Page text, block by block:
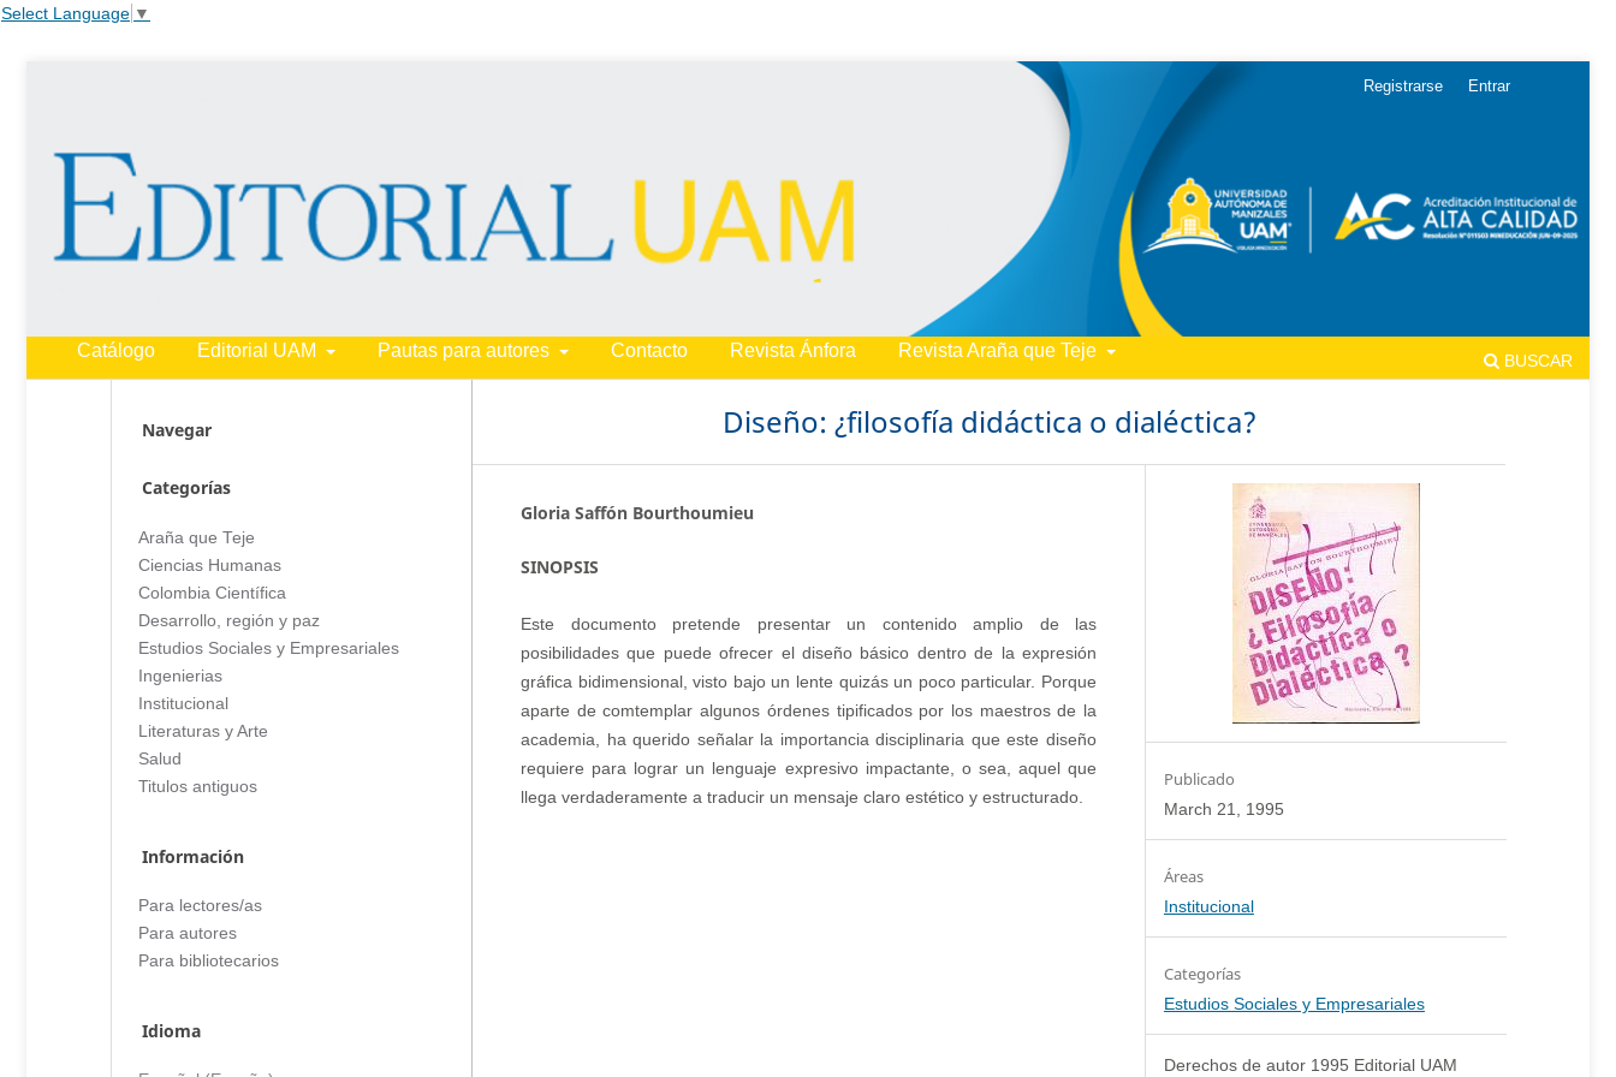
Select Language ▼
Catálogo Editorial UAM Pautas para autores Contacto Revista Ánfora Revista Araña que Teje BUSCAR
Registrarse Entrar
Diseño: ¿filosofía didáctica o dialéctica?
Gloria Saffón Bourthoumieu
SINOPSIS
Este documento pretende presentar un contenido amplio de las
posibilidades que puede ofrecer el diseño básico dentro de la expresión
gráfica bidimensional, visto bajo un lente quizás un poco particular. Porque
aparte de comtemplar algunos órdenes tipificados por los maestros de la
academia, ha querido señalar la importancia disciplinaria que este diseño
requiere para lograr un lenguaje expresivo impactante, o sea, aquel que
llega verdaderamente a traducir un mensaje claro estético y estructurado.
Publicado
March 21, 1995
Institucional
Categorías
Estudios Sociales y Empresariales
Derechos de autor 1995 Editorial UAM
Navegar
Categorías
Araña que Teje
Ciencias Humanas
Colombia Científica
Desarrollo, región y paz
Estudios Sociales y Empresariales
Ingenierias
Institucional
Literaturas y Arte
Salud
Titulos antiguos
Información
Para lectores/as
Para autores
Para bibliotecarios
Idioma